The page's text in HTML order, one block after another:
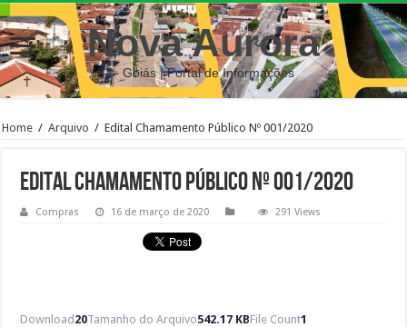
Nova Aurora
– Goiás | Portal de Informações
Home / Arquivo / Edital Chamamento Público Nº 001/2020
Edital Chamamento Público Nº 001/2020
Compras 16 de março de 2020 291 Views
Download 20Tamanho do Arquivo542.17 KBFile Count1